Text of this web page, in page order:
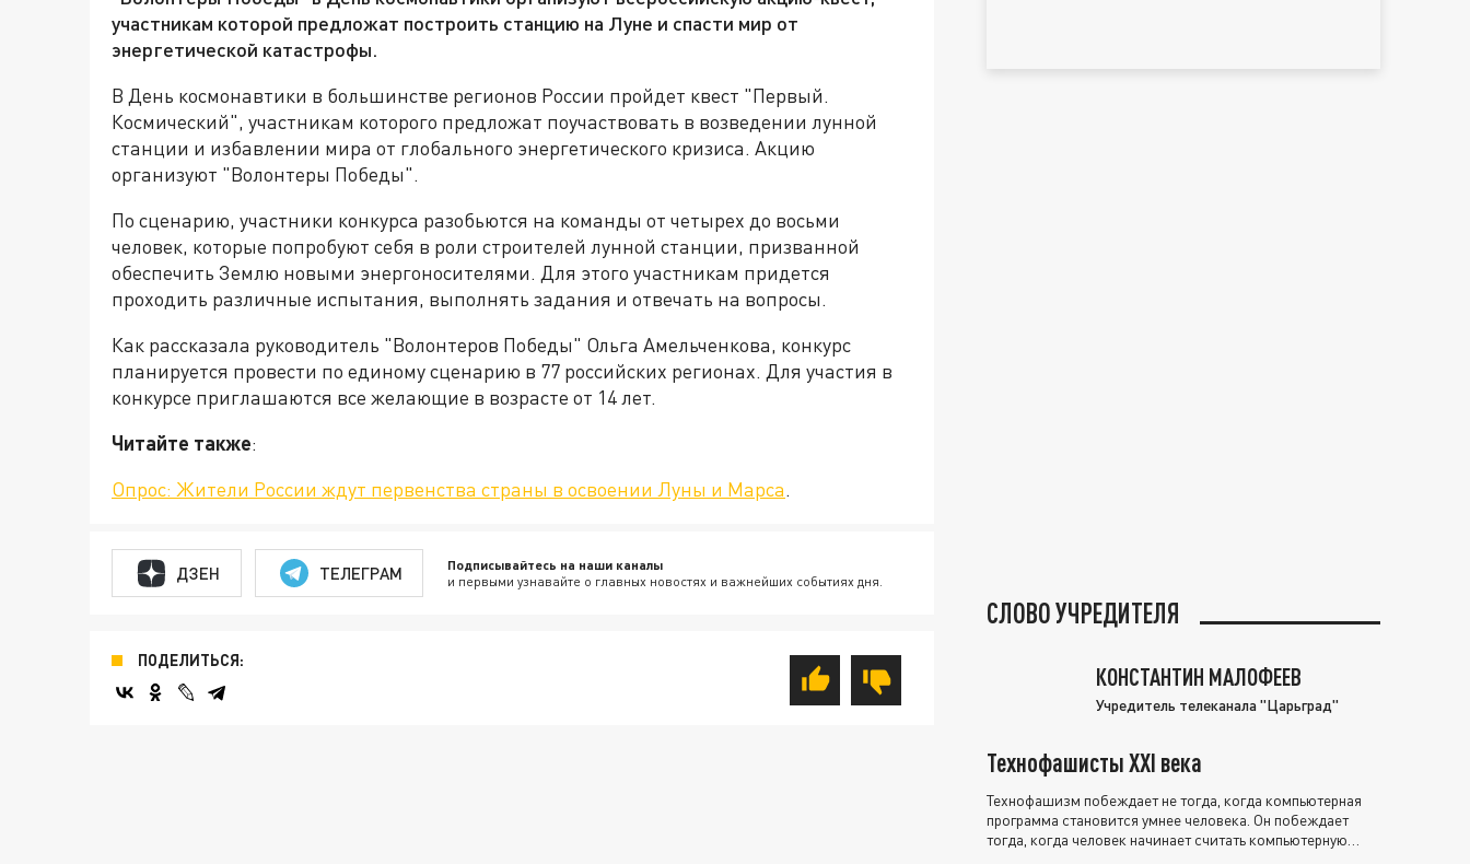
участникам которой предложат построить станцию на Луне и спасти мир от
энергетической катастрофы.
В День космонавтики в большинстве регионов России пройдет квест "Первый.
Космический", участникам которого предложат поучаствовать в возведении лунной
станции и избавлении мира от глобального энергетического кризиса. Акцию
организуют "Волонтеры Победы".
По сценарию, участники конкурса разобьются на команды от четырех до восьми
человек, которые попробуют себя в роли строителей лунной станции, призванной
обеспечить Землю новыми энергоносителями. Для этого участникам придется
проходить различные испытания, выполнять задания и отвечать на вопросы.
Как рассказала руководитель "Волонтеров Победы" Ольга Амельченкова, конкурс
планируется провести по единому сценарию в 77 российских регионах. Для участия в
конкурсе приглашаются все желающие в возрасте от 14 лет.
Читайте также:
Опрос: Жители России ждут первенства страны в освоении Луны и Марса.
ДЗЕН ТЕЛЕГРАМ Подписывайтесь на наши каналы
и первыми узнавайте о главных новостях и важнейших событиях дня.
ПОДЕЛИТЬСЯ:
СЛОВО УЧРЕДИТЕЛЯ
КОНСТАНТИН МАЛОФЕЕВ
Учредитель телеканала "Царьград"
Технофашисты XXI века
Технофашизм побеждает не тогда, когда компьютерная
программа становится умнее человека. Он побеждает
тогда, когда человек начинает считать компьютерную